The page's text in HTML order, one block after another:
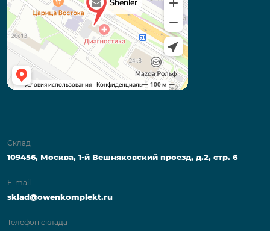
Склад
109456, Москва, 1-й Вешняковский проезд, д.2, стр. 6
E-mail
sklad@owenkomplekt.ru
Телефон склада